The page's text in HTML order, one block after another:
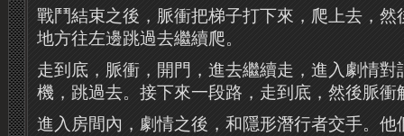
戰鬥結束之後，脈衝把梯子打下來，爬上去，然
地方往左邊跳過去繼續爬。
走到底，脈衝，開門，進去繼續走，進入劇情
機，跳過去。接下來一段路，走到底，然後脈衝
進入房間內，劇情之後，和隱形潛行者交手。他